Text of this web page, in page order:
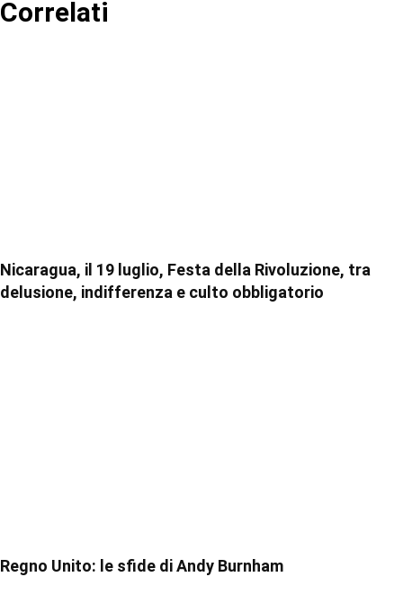
Correlati
Nicaragua, il 19 luglio, Festa della Rivoluzione, tra
delusione, indifferenza e culto obbligatorio
Regno Unito: le sfide di Andy Burnham